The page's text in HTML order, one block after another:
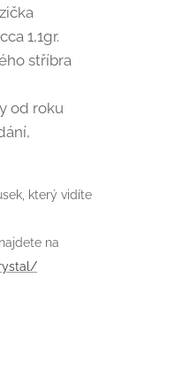
1,1gr.
stříbra
od roku
který vidíte
na